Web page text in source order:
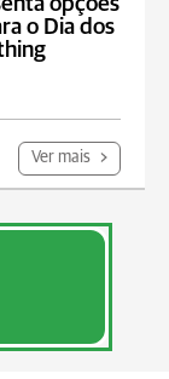
o Dia dos
Ver mais